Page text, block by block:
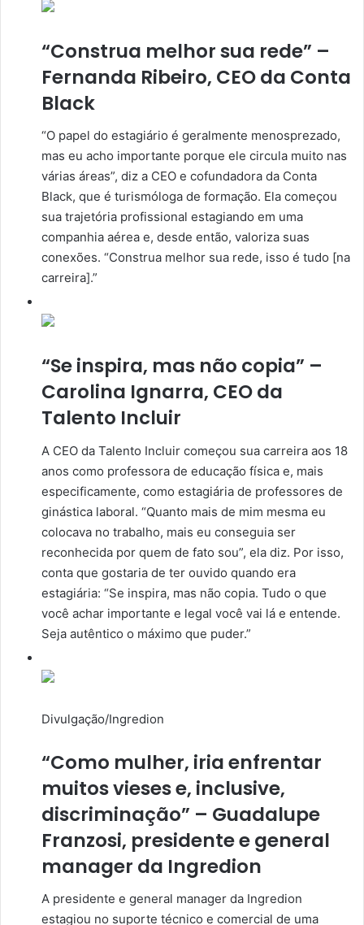
“Construa melhor sua rede” –
Fernanda Ribeiro, CEO da Conta
Black
“O papel do estagiário é geralmente menosprezado,
mas eu acho importante porque ele circula muito nas
várias áreas”, diz a CEO e cofundadora da Conta
Black, que é turismóloga de formação. Ela começou
sua trajetória profissional estagiando em uma
companhia aérea e, desde então, valoriza suas
conexões. “Construa melhor sua rede, isso é tudo [na
carreira].”
“Se inspira, mas não copia” –
Carolina Ignarra, CEO da
Talento Incluir
A CEO da Talento Incluir começou sua carreira aos 18
anos como professora de educação física e, mais
especificamente, como estagiária de professores de
ginástica laboral. “Quanto mais de mim mesma eu
colocava no trabalho, mais eu conseguia ser
reconhecida por quem de fato sou”, ela diz. Por isso,
conta que gostaria de ter ouvido quando era
estagiária: “Se inspira, mas não copia. Tudo o que
você achar importante e legal você vai lá e entende.
Seja autêntico o máximo que puder.”
Divulgação/Ingredion
“Como mulher, iria enfrentar
muitos vieses e, inclusive,
discriminação” – Guadalupe
Franzosi, presidente e general
manager da Ingredion
A presidente e general manager da Ingredion
estagiou no suporte técnico e comercial de uma